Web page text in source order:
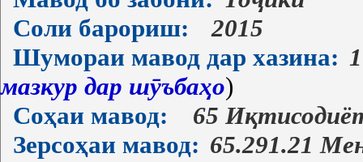
Соли барориш:
2015
Шумораи мавод дар хазина:
мазкур дар шӯъбаҳо)
Соҳаи мавод:
65
Зерсоҳаи мавод: 65.291.21